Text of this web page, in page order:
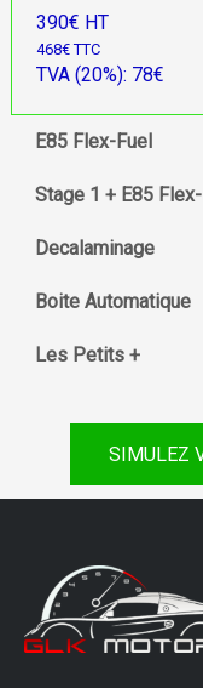
390€ HT
468€ TTC
TVA (20%): 78€
E85 Flex-Fuel
Stage 1 + E85
Decalaminage
Boite Automatique
Les Petits +
SIMULEZ